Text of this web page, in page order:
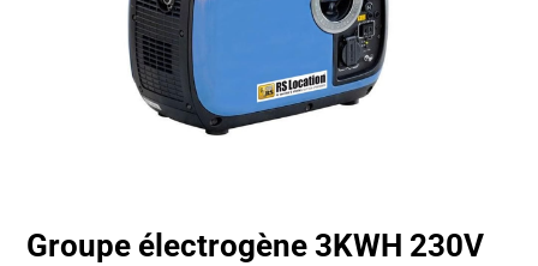
Groupe électrogène 3KWH 230V